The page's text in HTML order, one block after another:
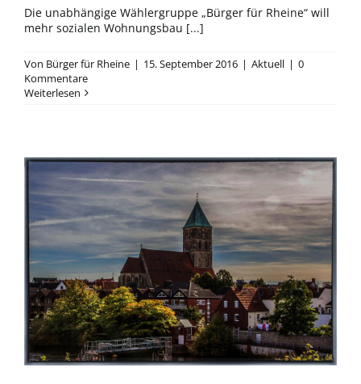
Die unabhängige Wählergruppe „Bürger für Rheine“ will
mehr sozialen Wohnungsbau [...]
Von Bürger für Rheine | 15. September 2016 | Aktuell | 0
Kommentare
Weiterlesen